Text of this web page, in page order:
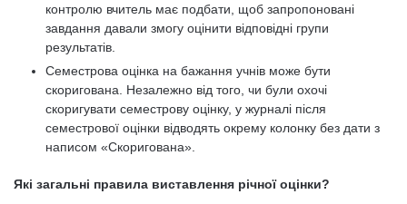
контролю вчитель має подбати, щоб запропоновані
завдання давали змогу оцінити відповідні групи
результатів.
Семестрова оцінка на бажання учнів може бути
скоригована. Незалежно від того, чи були охочі
скоригувати семестрову оцінку, у журналі після
семестрової оцінки відводять окрему колонку без дати з
написом «Скоригована».
Які загальні правила виставлення річної оцінки?